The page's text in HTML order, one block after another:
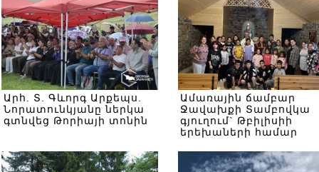
Արհ. Տ. Գևորգ Արքեպս.
Նորատունկյանը ներկա
գտնվեց Թորիայի տոնին
Ամառային ճամբար
Ջավախքի Տամբովկա
գյուղում` Թբիլիսիի
երեխաների համար